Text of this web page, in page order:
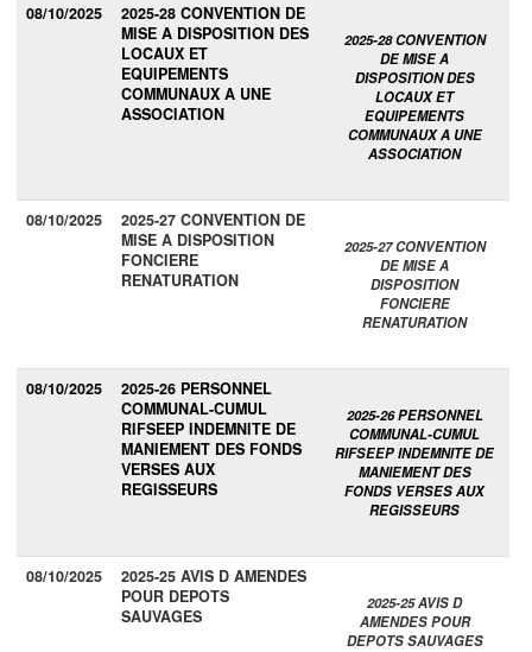
08/10/2025
2025-28 CONVENTION DE
MISE A DISPOSITION DES
LOCAUX ET
EQUIPEMENTS
COMMUNAUX A UNE
ASSOCIATION
2025-28 CONVENTION
DE MISE A
DISPOSITION DES
LOCAUX ET
EQUIPEMENTS
COMMUNAUX A UNE
ASSOCIATION
08/10/2025
2025-27 CONVENTION DE
MISE A DISPOSITION
FONCIERE
RENATURATION
2025-27 CONVENTION
DE MISE A
DISPOSITION
FONCIERE
RENATURATION
08/10/2025
2025-26 PERSONNEL
COMMUNAL-CUMUL
RIFSEEP INDEMNITE DE
MANIEMENT DES FONDS
VERSES AUX
REGISSEURS
2025-26 PERSONNEL
COMMUNAL-CUMUL
RIFSEEP INDEMNITE DE
MANIEMENT DES
FONDS VERSES AUX
REGISSEURS
08/10/2025
2025-25 AVIS D AMENDES
POUR DEPOTS
SAUVAGES
2025-25 AVIS D
AMENDES POUR
DEPOTS SAUVAGES